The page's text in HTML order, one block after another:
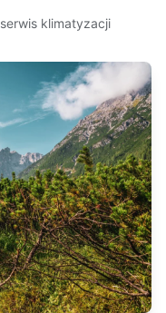
serwis klimatyzacji